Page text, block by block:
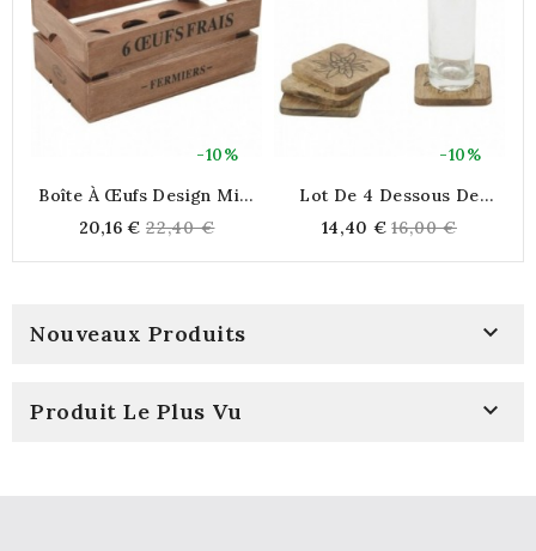
-10%
Boîte À Œufs Design Mini
Œufs | Rangement De
Cuisine Rustique Et Porte-
20,16 € Regular
price
22,40 €
-10%
Lot De 4 Dessous De
Décor Sculpté Edelweiss
14,40 € Regular
price
16,00 €
Nouveaux Produits 
Produit Le Plus Vu 